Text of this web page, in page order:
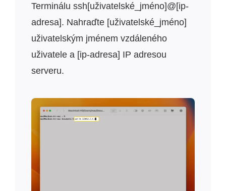
Terminálu ssh[uživatelské_jméno]@[ip-
adresa]. Nahraďte [uživatelské_jméno]
uživatelským jménem vzdáleného
uživatele a [ip-adresa] IP adresou
serveru.